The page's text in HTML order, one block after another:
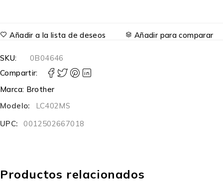
Añadir a la lista de deseos Añadir para comparar
SKU:
0B04646
Compartir:
Marca: Brother
Modelo:
LC402MS
UPC:
0012502667018
Productos relacionados